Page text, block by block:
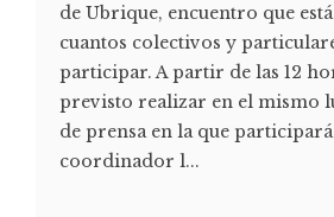
de Ubrique, encuentro que
cuantos colectivos y
participar. A partir de las 12
previsto realizar en el mismo
de prensa en la que
coordinador l...